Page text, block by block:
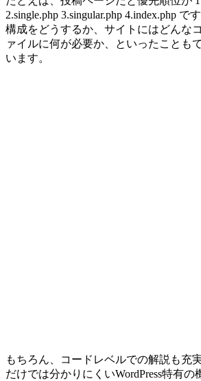
2.single.php 3.singular.php 4.index.php
構成をどうするか、サイトにはどんな
ァイルに何が必要か、といったことも
います。
もちろん、コードレベルでの解説も充
だけでは分かりにくいWordPress特有の